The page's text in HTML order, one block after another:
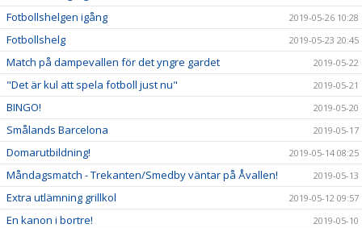
Fotbollshelgen igång 2019-05-26 10:28
Fotbollshelg 2019-05-23 20:45
Match på dampevallen för det yngre gardet 2019-05-22
"Det är kul att spela fotboll just nu" 2019-05-21
BINGO! 2019-05-20
Smålands Barcelona 2019-05-17
Domarutbildning! 2019-05-14 08:25
Måndagsmatch - Trekanten/Smedby väntar på Åvallen! 2019-05-13
Extra utlämning grillkol 2019-05-12 09:57
En kanon i bortre! 2019-05-10